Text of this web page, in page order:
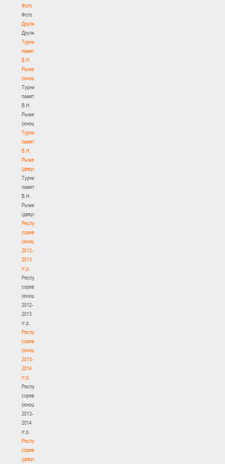
Фото
Фото
Другие
Другие
Турнир
памяти
В.Н.
Рыженкова
(юноши)
Турнир
памяти
В.Н.
Рыженкова
(юноши)
Турнир
памяти
В.Н.
Рыженкова
(девушки)
Турнир
памяти
В.Н.
Рыженкова
(девушки)
Республиканские
соревнования
(юноши)
2012-
2013
гг.р.
Республиканские
соревнования
(юноши)
2012-
2013
гг.р.
Республиканские
соревнования
(юноши)
2013-
2014
гг.р.
Республиканские
соревнования
(юноши)
2013-
2014
гг.р.
Республиканские
соревнования
(девушки)